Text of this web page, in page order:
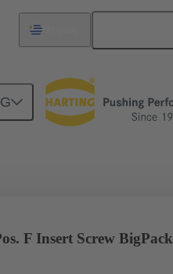
aplicaciones industriales
F Insert Screw BigPack